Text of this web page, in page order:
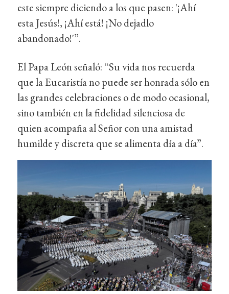
este siempre diciendo a los que pasen: '¡Ahí
esta Jesús!, ¡Ahí está! ¡No dejadlo
abandonado!'”.
El Papa León señaló: “Su vida nos recuerda
que la Eucaristía no puede ser honrada sólo en
las grandes celebraciones o de modo ocasional,
sino también en la fidelidad silenciosa de
quien acompaña al Señor con una amistad
humilde y discreta que se alimenta día a día”.